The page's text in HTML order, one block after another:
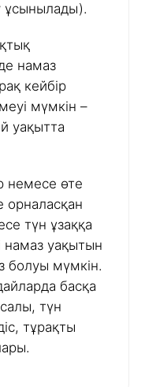
ұсынылады).
намаз
кейбір
мүмкін –
уақытта
немесе өте
орналасқан
түн ұзаққа
намаз уақытын
болуы мүмкін.
басқа
түн
тұрақты